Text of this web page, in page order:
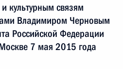
культурным связям
Владимиром Черновым
Российской Федерации
7 мая 2015 года